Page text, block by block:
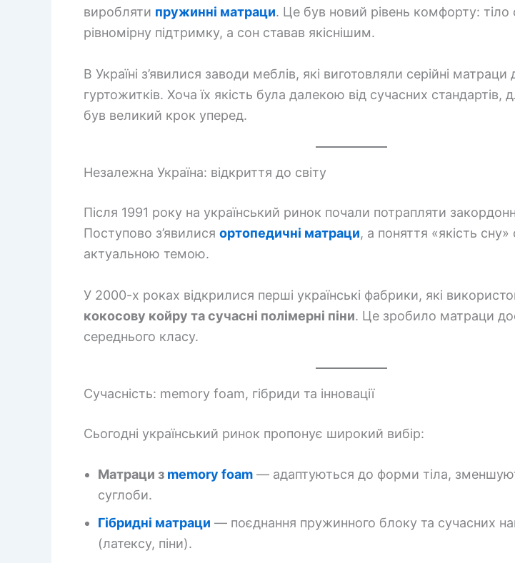
виробляти пружинні матраци. Це був новий рівень комфорту:
рівномірну підтримку, а сон ставав якіснішим.
В Україні з’явилися заводи меблів, які виготовляли серійні матраци
гуртожитків. Хоча їх якість була далекою від сучасних стандартів,
був великий крок уперед.
Незалежна Україна: відкриття до світу
Після 1991 року на український ринок почали потрапляти
Поступово з’явилися ортопедичні матраци, а поняття «якість сну»
актуальною темою.
У 2000-х роках відкрилися перші українські фабрики, які
кокосову койру та сучасні полімерні піни. Це зробило матраци
середнього класу.
Сучасність: memory foam, гібриди та інновації
Сьогодні український ринок пропонує широкий вибір:
Матраци з memory foam — адаптуються до форми тіла,
суглоби.
Гібридні матраци — поєднання пружинного блоку та сучасних
(латексу, піни).